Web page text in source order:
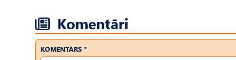
Komentāri
KOMENTĀRS *